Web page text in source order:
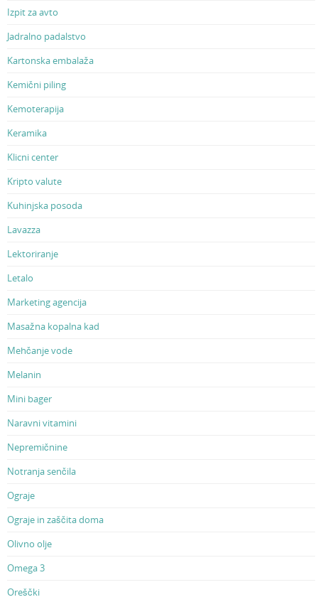
Izpit za avto
Jadralno padalstvo
Kartonska embalaža
Kemični piling
Kemoterapija
Keramika
Klicni center
Kripto valute
Kuhinjska posoda
Lavazza
Lektoriranje
Letalo
Marketing agencija
Masažna kopalna kad
Mehčanje vode
Melanin
Mini bager
Naravni vitamini
Nepremičnine
Notranja senčila
Ograje
Ograje in zaščita doma
Olivno olje
Omega 3
Oreščki